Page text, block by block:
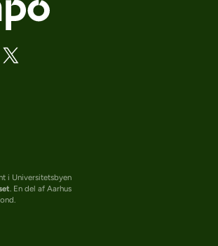
i Universitetsbyen
. En del af Aarhus